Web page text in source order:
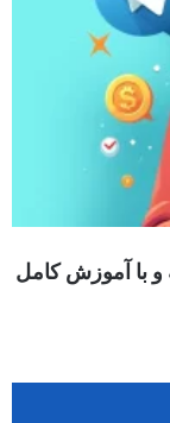
و با آموزش کامل